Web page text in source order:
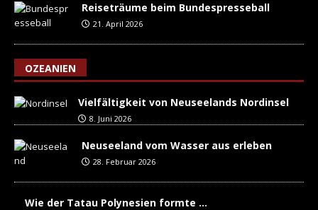
Reiseträume beim Bundespresseball
21. April 2026
OZEANIEN
Vielfältigkeit von Neuseelands Nordinsel
8. Juni 2026
Neuseeland vom Wasser aus erleben
28. Februar 2026
Wie der Tatau Polynesien formte …